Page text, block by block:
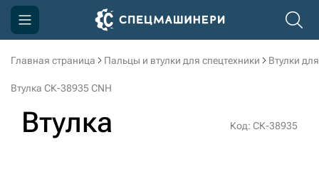
Главная страница Пальцы и втулки для спецтехники Втулки
Втулка СК-38935 CNH
Втулка Код: СК-38935
Компания
Доставка и оплата